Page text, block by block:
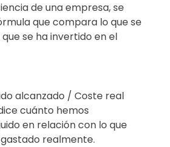
de una empresa, se
que compara lo que se
se ha invertido en el
alcanzado / Coste real
cuánto hemos
en relación con lo que
realmente.